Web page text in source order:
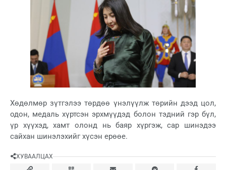
Хөдөлмөр зүтгэлээ төрдөө үнэлүүлж төрийн дээд цол,
одон, медаль хүртсэн эрхмүүдэд болон тэдний гэр бүл,
үр хүүхэд, хамт олонд нь баяр хүргэж, сар шинэдээ
сайхан шинэлэхийг хүсэн ерөөе.
ХУВААЛЦАХ